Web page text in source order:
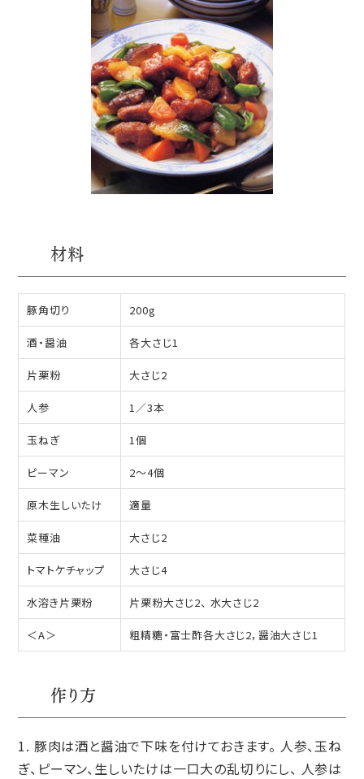
材料
豚角切り 200g
酒・醤油 各大さじ1
片栗粉 大さじ2
人参 1／3本
玉ねぎ 1個
ピーマン 2～4個
原木生しいたけ 適量
菜種油 大さじ2
トマトケチャップ 大さじ4
水溶き片栗粉 片栗粉大さじ2、 水大さじ2
＜A＞ 粗精糖・富士酢各大さじ2，醤油大さじ1
作り方
豚肉は酒と醤油で下味を付けておきます。 人参、玉ね
ぎ、ピーマン、生しいたけは一口大の乱切りにし、 人参は